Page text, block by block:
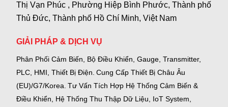
Thị Vạn Phúc , Phường Hiệp Bình Phước, Thành phố
Thủ Đức, Thành phố Hồ Chí Minh, Việt Nam
GIẢI PHÁP & DỊCH VỤ
Phân Phối Cảm Biến, Bộ Điều Khiển, Gauge, Transmitter,
PLC, HMI, Thiết Bị Điện. Cung Cấp Thiết Bị Châu Âu
(EU)/G7/Korea. Tư Vấn Tích Hợp Hệ Thống Cảm Biến &
Điều Khiển, Hệ Thống Thu Thập Dữ Liệu, IoT System,